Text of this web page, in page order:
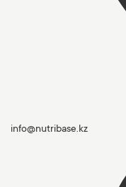
info@nutribase.kz